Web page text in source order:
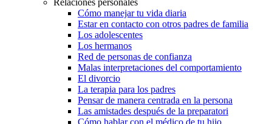
Cómo manejar tu vida diaria
Estar en contacto con otros padres de familia
Los adolescentes
Los hermanos
Red de personas de confianza
Malas interpretaciones del comportamiento
El divorcio
La terapia para los padres
Pensar de manera centrada en la persona
Las amistades después de la preparatori
Cómo hablar con el médico de tu hijo